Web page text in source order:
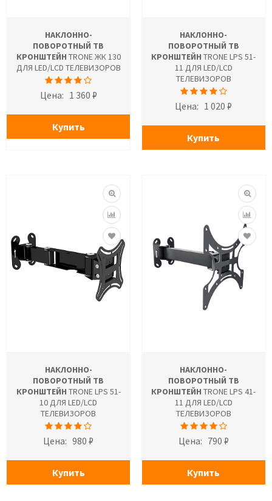
НАКЛОННО-
ПОВОРОТНЫЙ ТВ
КРОНШТЕЙН TRONE ЖК 130
ДЛЯ LED/LCD ТЕЛЕВИЗОРОВ
Цена: 1 360 ₽
Купить
НАКЛОННО-
ПОВОРОТНЫЙ ТВ
КРОНШТЕЙН TRONE LPS 51-
11 ДЛЯ LED/LCD
ТЕЛЕВИЗОРОВ
Цена: 1 020 ₽
Купить
НАКЛОННО-
ПОВОРОТНЫЙ ТВ
КРОНШТЕЙН TRONE LPS 51-
10 ДЛЯ LED/LCD
ТЕЛЕВИЗОРОВ
Цена: 980 ₽
Купить
НАКЛОННО-
ПОВОРОТНЫЙ ТВ
КРОНШТЕЙН TRONE LPS 41-
11 ДЛЯ LED/LCD
ТЕЛЕВИЗОРОВ
Цена: 790 ₽
Купить